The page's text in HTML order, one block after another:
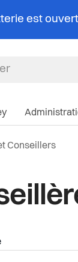
est
Conseillers